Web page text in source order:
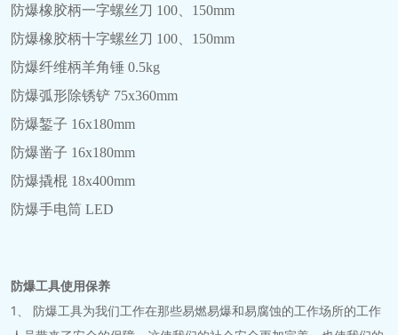
防爆橡胶柄一字螺丝刀 100、150mm
防爆橡胶柄十字螺丝刀 100、150mm
防爆纤维柄羊角锤 0.5kg
防爆弧形除锈铲 75x360mm
防爆錾子 16x180mm
防爆凿子 16x180mm
防爆撬棍 18x400mm
防爆手电筒 LED
防爆工具使用保养
1、 防爆工具为我们工作在那些易燃易爆和易腐蚀的工作场所的工作